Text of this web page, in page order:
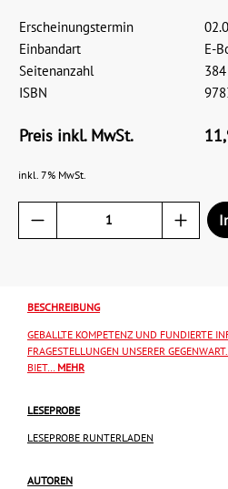
Erscheinungstermin
Einbandart
E-
Seitenanzahl
384
ISBN
Preis inkl. MwSt.
inkl. 7% MwSt.
BESCHREIBUNG
GEBALLTE KOMPETENZ UND FUNDIERTE
FRAGESTELLUNGEN UNSERER
BIET… MEHR
LESEPROBE
LESEPROBE RUNTERLADEN
AUTOREN